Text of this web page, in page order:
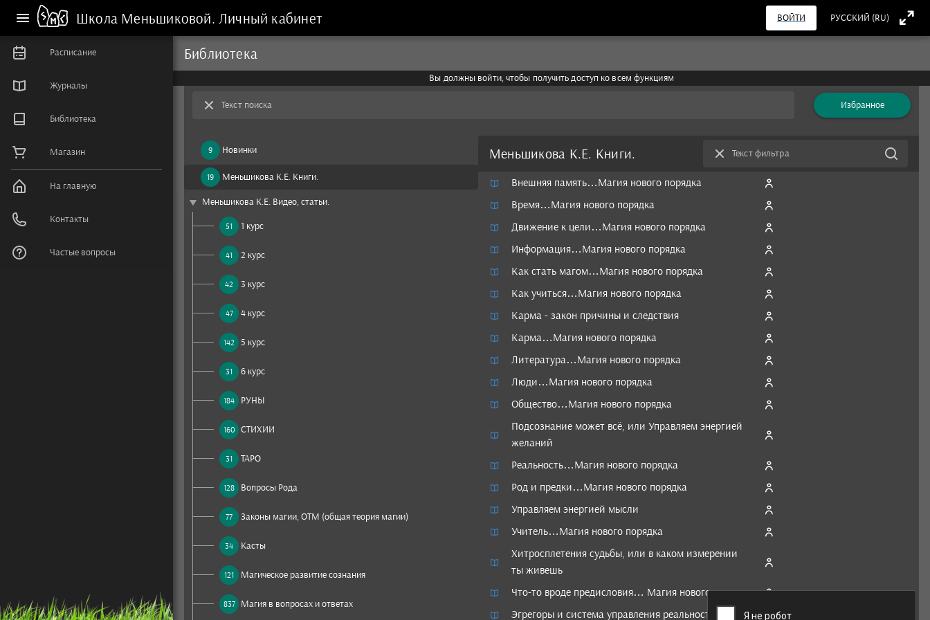
Школа Меньшиковой. Личный кабинет ВОЙТИ РУССКИЙ (RU)
Расписание
Журналы
Библиотека
Магазин
На главную
Контакты
Частые вопросы
Библиотека
Вы должны войти, чтобы получить доступ ко всем функциям
Текст поиска Избранное
9 Новинки
19 Меньшикова К.Е. Книги.
play_arrow Меньшикова К.Е. Видео, статьи.
51 1 курс
41 2 курс
42 3 курс
47 4 курс
142 5 курс
31 6 курс
184 РУНЫ
160 СТИХИИ
31 ТАРО
128 Вопросы Рода
77 Законы магии, ОТМ (общая теория магии)
34 Касты
121 Магическое развитие сознания
837 Магия в вопросах и ответах
Меньшикова К.Е. Книги. Текст фильтра
Внешняя память…Магия нового порядка
Время…Магия нового порядка
Движение к цели…Магия нового порядка
Информация…Магия нового порядка
Как стать магом…Магия нового порядка
Как учиться…Магия нового порядка
Карма - закон причины и следствия
Карма…Магия нового порядка
Литература…Магия нового порядка
Люди…Магия нового порядка
Общество…Магия нового порядка
Подсознание может всё, или Управляем энергией
желаний
Реальность…Магия нового порядка
Род и предки…Магия нового порядка
Управляем энергией мысли
Учитель…Магия нового порядка
Хитросплетения судьбы, или в каком измерении
ты живешь
Что-то вроде предисловия… Магия нового порядка
Эгрегоры и система управления реальностью